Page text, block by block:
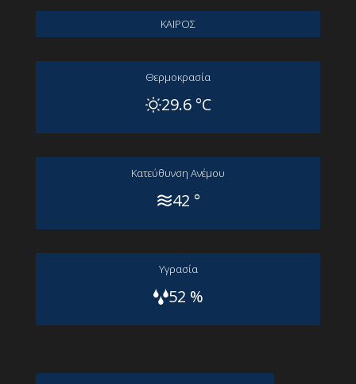
ΚΑΙΡΟΣ
Θερμοκρασία
29.6 °C
Kατεύθυνση Aνέμου
42 °
Yγρασία
52 %